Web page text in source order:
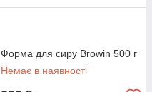
Форма для сиру Browin 500 г
Немає в наявності